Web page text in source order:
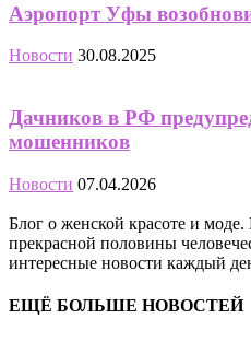
Аэропорт Уфы
Новости 30.08.2025
Дачников в РФ
мошенников
Новости 07.04.2026
Блог о женской красоте и
прекрасной половины
интересные новости каждый
ЕЩЁ БОЛЬШЕ НОВОСТЕЙ